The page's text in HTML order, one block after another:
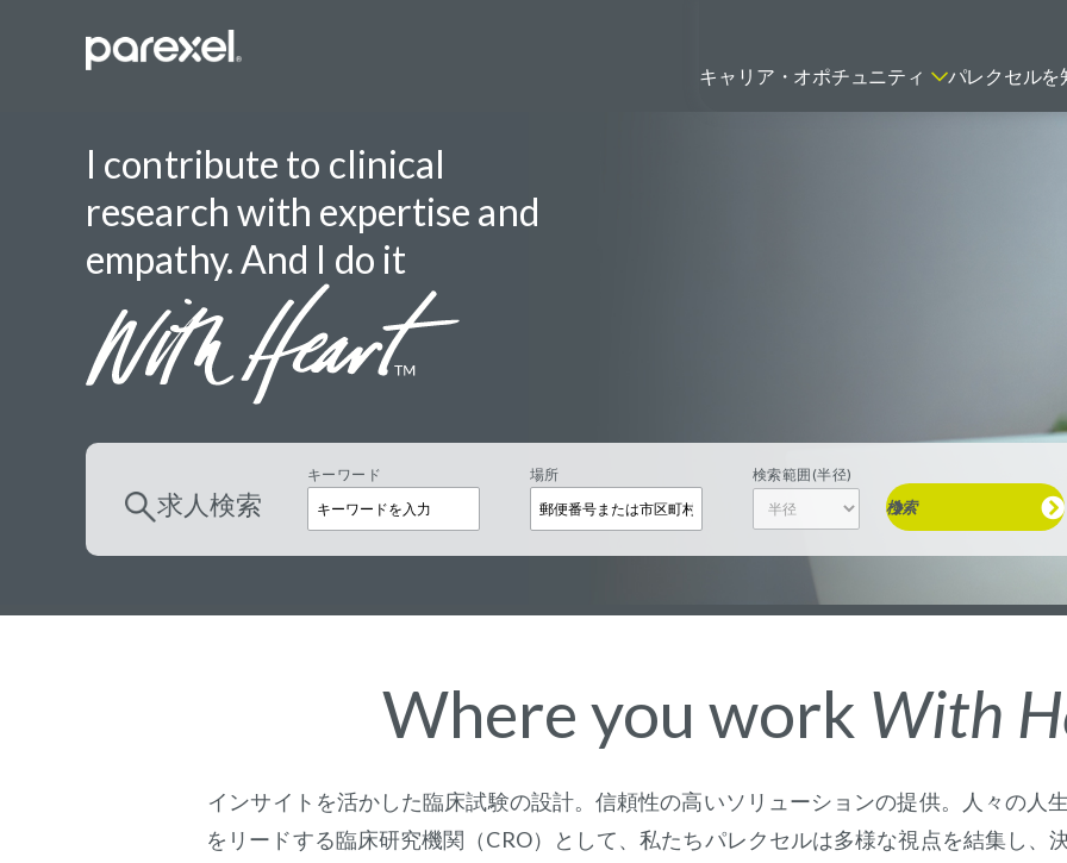
キャリア・オポチュニティ
バイオスタティティシャン
プロジェクトリーダー
パレクセルを
I contribute to clinical
research with expertise and
empathy. And I do it
求人検索
キーワード 場所 検索範囲(半径)
検索
Where you work With
インサイトを活かした臨床試験の設計。信頼性の高いソリューションの提供。人々の人
をリードする臨床研究機関（CRO）として、私たちパレクセルは多様な視点を結集し、